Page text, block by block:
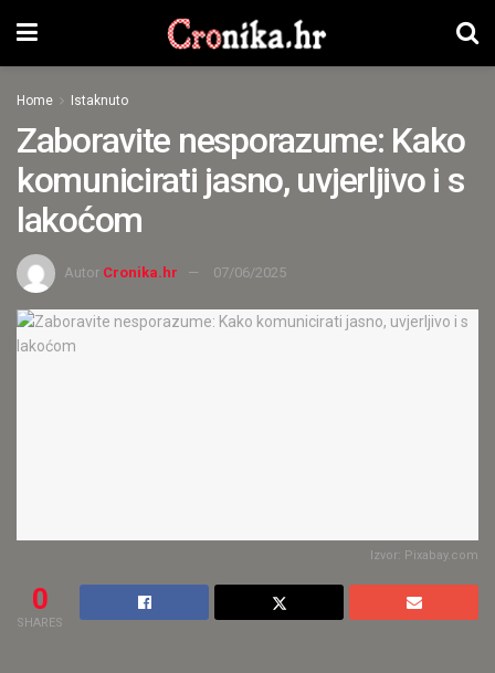
Home Istaknuto
Zaboravite nesporazume: Kako
komunicirati jasno, uvjerljivo i s
lakoćom
Autor Cronika.hr 07/06/2025
Izvor: Pixabay.com
0
SHARES